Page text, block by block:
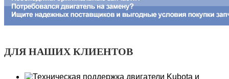
ДЛЯ НАШИХ КЛИЕНТОВ